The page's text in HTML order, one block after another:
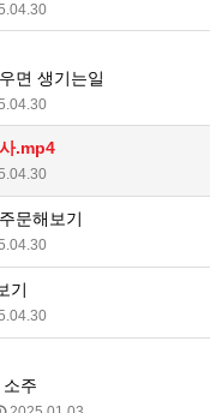
면 생기는일
.mp4
문해보기
기
주